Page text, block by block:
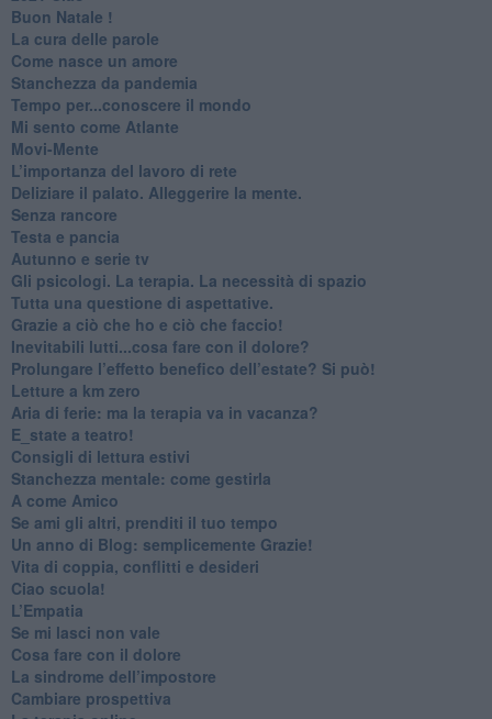
Buon Natale !
​La cura delle parole
​Come nasce un amore
Stanchezza da pandemia
​Tempo per...conoscere il mondo
​Mi sento come Atlante
​Movi-Mente
​L’importanza del lavoro di rete
​Deliziare il palato. Alleggerire la mente.
​Senza rancore
​Testa e pancia
​Autunno e serie tv
​Gli psicologi. La terapia. La necessità di spazio
​Tutta una questione di aspettative.
​Grazie a ciò che ho e ciò che faccio!
​Inevitabili lutti...cosa fare con il dolore?
Prolungare l’effetto benefico dell’estate? Si può!
​Letture a km zero
​Aria di ferie: ma la terapia va in vacanza?
​E_state a teatro!
​Consigli di lettura estivi
​Stanchezza mentale: come gestirla
​A come Amico
​Se ami gli altri, prenditi il tuo tempo
​Un anno di Blog: semplicemente Grazie!
​Vita di coppia, conflitti e desideri
​Ciao scuola!
​L’Empatia
​Se mi lasci non vale
Cosa fare con il dolore
​La sindrome dell’impostore
​Cambiare prospettiva